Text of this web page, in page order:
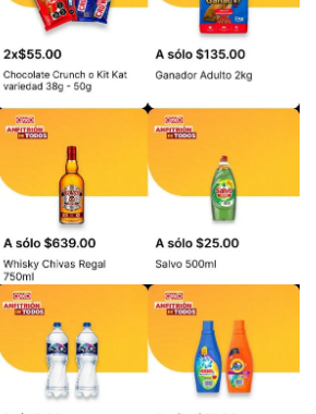
PUBLICIDAD